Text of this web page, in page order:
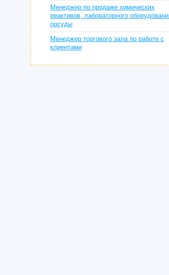
Менеджер по продаже химических
реактивов, лабораторного
посуды
Менеджер торгового зала по работе с
клиентами